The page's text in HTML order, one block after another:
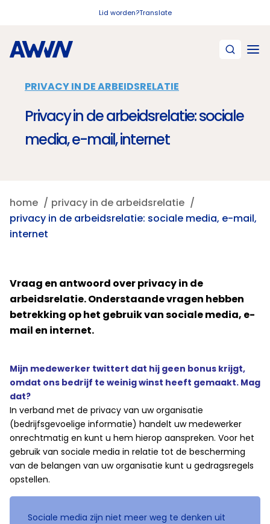
Lid worden?Translate
PRIVACY IN DE ARBEIDSRELATIE
Privacy in de arbeidsrelatie: sociale
media, e-mail, internet
home
privacy in de arbeidsrelatie
privacy in de arbeidsrelatie: sociale media, e-mail,
internet
Vraag en antwoord over privacy in de
arbeidsrelatie. Onderstaande vragen hebben
betrekking op het gebruik van sociale media, e-
mail en internet.
Mijn medewerker twittert dat hij geen bonus krijgt,
omdat ons bedrijf te weinig winst heeft gemaakt. Mag
dat?
In verband met de privacy van uw organisatie
(bedrijfsgevoelige informatie) handelt uw medewerker
onrechtmatig en kunt u hem hierop aanspreken. Voor het
gebruik van sociale media in relatie tot de bescherming
van de belangen van uw organisatie kunt u gedragsregels
opstellen.
​Sociale media zijn niet meer weg te denken uit